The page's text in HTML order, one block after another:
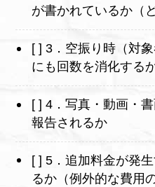
が書かれているか（
[ ] 3．空振り時（対
にも回数を消化する
[ ] 4．写真・動画・
報告されるか
[ ] 5．追加料金が発
るか（例外的な費用